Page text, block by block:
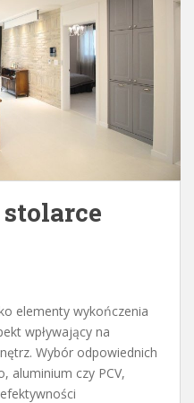
elementy wykończenia
wpływający na
Wybór odpowiednich
aluminium czy PCV,